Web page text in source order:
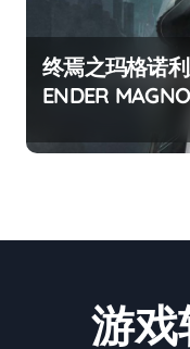
终焉之玛格诺
ENDER
游戏